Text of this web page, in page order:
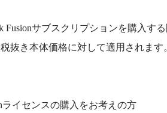
Fusionサブスクリプションを購入す
抜き本体価格に対して適用されます
ライセンスの購入をお考えの方